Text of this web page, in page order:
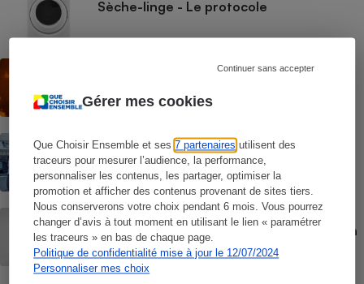
Gérer mes cookies
Que Choisir Ensemble et ses7 partenaires utilisent des
traceurs pour mesurer l’audience, la performance,
personnaliser les contenus, les partager, optimiser la
promotion et afficher des contenus provenant de sites tiers.
Nous conserverons votre choix pendant 6 mois. Vous pourrez
changer d’avis à tout moment en utilisant le lien « paramétrer
les traceurs » en bas de chaque page.
Politique de confidentialité mise à jour le 12/07/2024
Personnaliser mes choix
Continuer sans accepter
Sèche-linge - Le protocole
de 6 000 personnes
COMMENT NOUS TESTONS
Fours micro-ondes - Le protocole
Rafraîchisseur d’air - Comment choisir un
rafraîchisseur d’air